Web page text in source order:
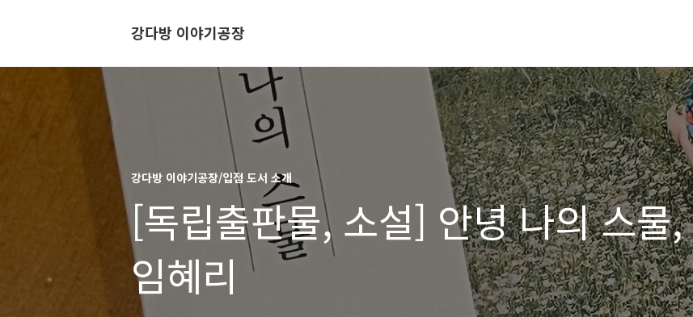
강다방 이야기공장
강다방 이야기공장/입점 도서 소개
[독립출판물, 소설] 안녕 나의 스물,
임혜리